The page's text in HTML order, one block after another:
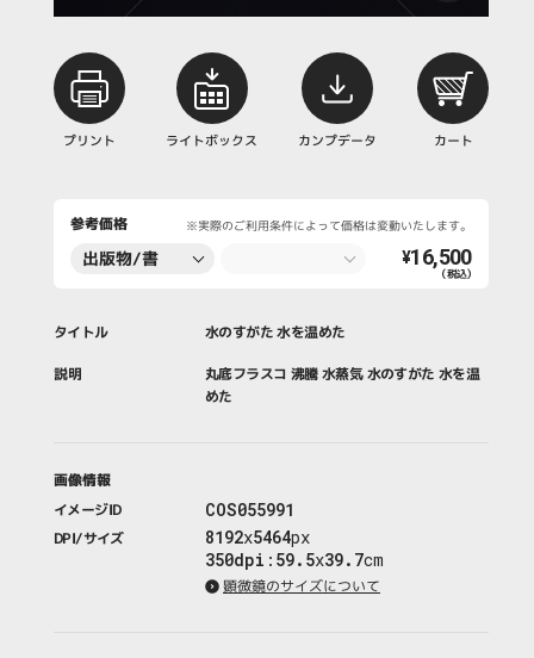
プリント ライトボックス カンプデータ カート
参考価格 ※実際のご利用条件によって価格は変動いたします。
出版物/書
¥16,500
（税込）
タイトル 水のすがた 水を温めた
説明
丸底フラスコ 沸騰 水蒸気 水のすがた 水を温
めた
画像情報
イメージID
COS055991
DPI/サイズ 8192x5464px
350dpi : 59.5x39.7cm
顕微鏡のサイズについて